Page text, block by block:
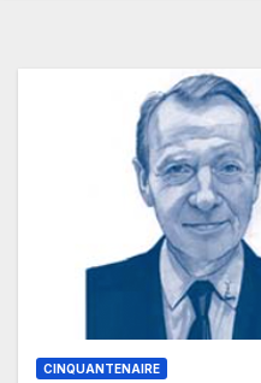
CINQUANTENAIRE